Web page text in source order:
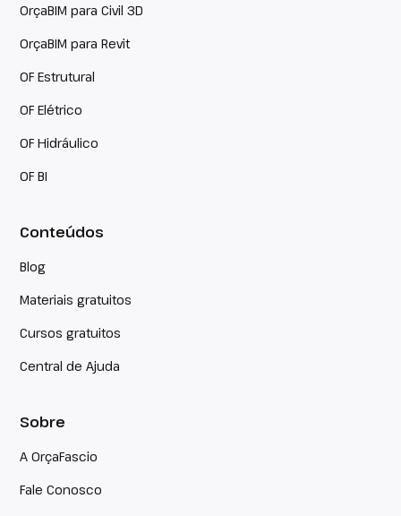
OrçaBIM para Civil 3D
OrçaBIM para Revit
OF Estrutural
OF Elétrico
OF Hidráulico
OF BI
Conteúdos
Blog
Materiais gratuitos
Cursos gratuitos
Central de Ajuda
Sobre
A OrçaFascio
Fale Conosco